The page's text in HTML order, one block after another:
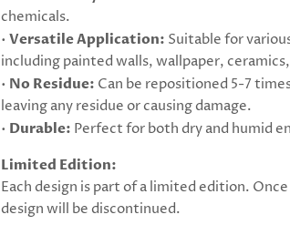
chemicals.
• Versatile Application: Suitable for
including painted walls, wallpaper,
• No Residue: Can be repositioned 5-7
leaving any residue or causing damage.
• Durable: Perfect for both dry and humid
Limited Edition:
Each design is part of a limited edition.
design will be discontinued.